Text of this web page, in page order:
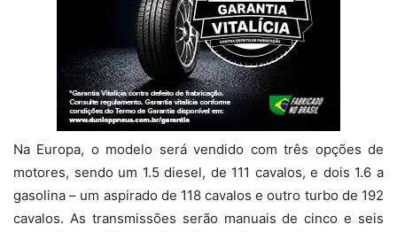
Na Europa, o modelo será vendido com três opções de
motores, sendo um 1.5 diesel, de 111 cavalos, e dois 1.6 a
gasolina – um aspirado de 118 cavalos e outro turbo de 192
cavalos. As transmissões serão manuais de cinco e seis